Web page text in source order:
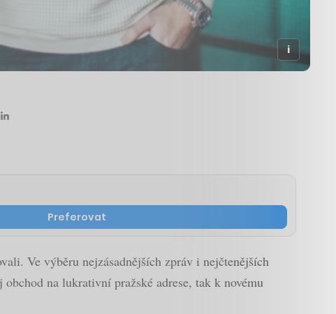
Preferovat
Ve výběru nejzásadnějších zpráv i nejčtenějších
na lukrativní pražské adrese, tak k novému